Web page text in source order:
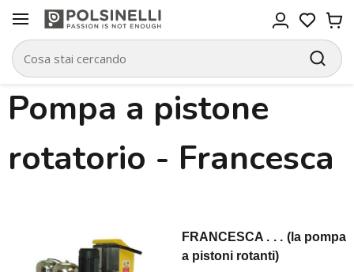
Pompa a pistone
rotatorio - Francesca
FRANCESCA . . . (la pompa
a pistoni rotanti)